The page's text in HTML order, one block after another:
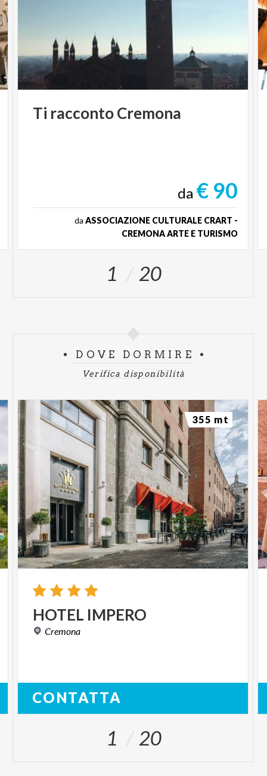
Ti raccontoCremona
da € 90
da ASSOCIAZIONE CULTURALE CRART -
CREMONA ARTE E TURISMO
1 20
DOVE DORMIRE
Verifica disponibilità
HOTEL IMPERO
Cremona
CONTATTA
355 mt
1 20